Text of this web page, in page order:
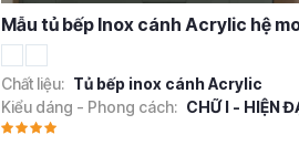
Mẫu tủ bếp Inox cánh Acrylic hệ
Chất liệu: Tủ bếp inox cánh Acrylic
Kiểu dáng - Phong cách: CHỮ I - HIỆN